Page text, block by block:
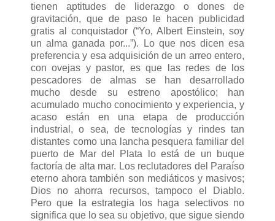
tienen aptitudes de liderazgo o dones de
gravitación, que de paso le hacen publicidad
gratis al conquistador (“Yo, Albert Einstein, soy
un alma ganada por...”). Lo que nos dicen esa
preferencia y esa adquisición de un arreo entero,
con ovejas y pastor, es que las redes de los
pescadores de almas se han desarrollado
mucho desde su estreno apostólico; han
acumulado mucho conocimiento y experiencia, y
acaso están en una etapa de producción
industrial, o sea, de tecnologías y rindes tan
distantes como una lancha pesquera familiar del
puerto de Mar del Plata lo está de un buque
factoría de alta mar. Los reclutadores del Paraíso
eterno ahora también son mediáticos y masivos;
Dios no ahorra recursos, tampoco el Diablo.
Pero que la estrategia los haga selectivos no
significa que lo sea su objetivo, que sigue siendo